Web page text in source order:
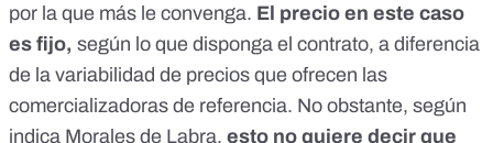
por la que más le convenga. El precio en este caso
es fijo, según lo que disponga el contrato, a diferencia
de la variabilidad de precios que ofrecen las
comercializadoras de referencia. No obstante, según
indica Morales de Labra, esto no quiere decir que